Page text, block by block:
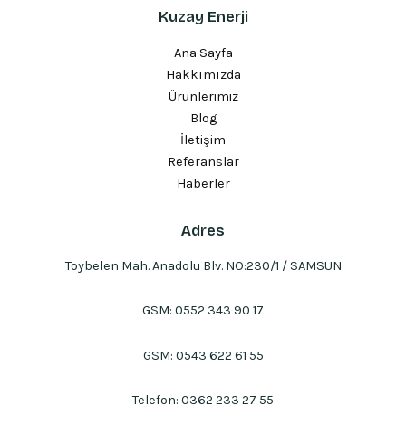
Kuzay Enerji
Ana Sayfa
Hakkımızda
Ürünlerimiz
Blog
İletişim
Referanslar
Haberler
Adres
Toybelen Mah. Anadolu Blv. NO:230/1 / SAMSUN
GSM: 0552 343 90 17
GSM: 0543 622 61 55
Telefon: 0362 233 27 55